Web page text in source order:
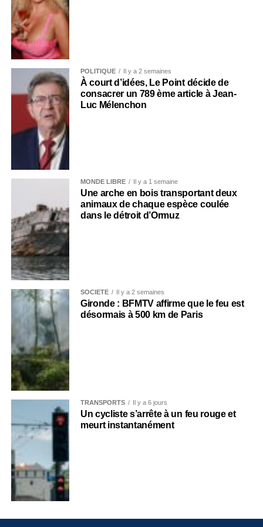
POLITIQUE Il y a 2 semaines
À court d’idées, Le Point décide de
consacrer un 789 ème article à Jean-
Luc Mélenchon
MONDE LIBRE Il y a 1 semaine
Une arche en bois transportant deux
animaux de chaque espèce coulée
dans le détroit d’Ormuz
SOCIÉTÉ Il y a 2 semaines
Gironde : BFMTV affirme que le feu est
désormais à 500 km de Paris
TRANSPORTS Il y a 6 jours
Un cycliste s’arrête à un feu rouge et
meurt instantanément